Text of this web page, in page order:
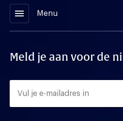
menu Menu
Meld je aan voor de